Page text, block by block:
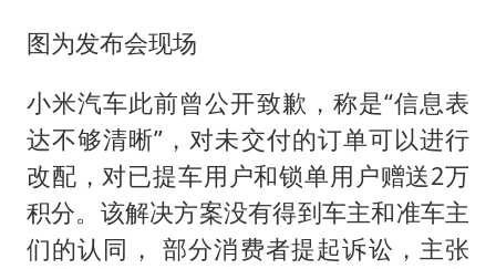
图为发布会现场
小米汽车此前曾公开致歉，称是“信息表
达不够清晰”，对未交付的订单可以进行
改配，对已提车用户和锁单用户赠送2万
积分。该解决方案没有得到车主和准车主
们的认同， 部分消费者提起诉讼，主张